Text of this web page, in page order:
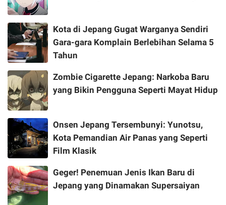
Kota di Jepang Gugat Warganya Sendiri
Gara-gara Komplain Berlebihan Selama 5
Tahun
Zombie Cigarette Jepang: Narkoba Baru
yang Bikin Pengguna Seperti Mayat Hidup
Onsen Jepang Tersembunyi: Yunotsu,
Kota Pemandian Air Panas yang Seperti
Film Klasik
Geger! Penemuan Jenis Ikan Baru di
Jepang yang Dinamakan Supersaiyan